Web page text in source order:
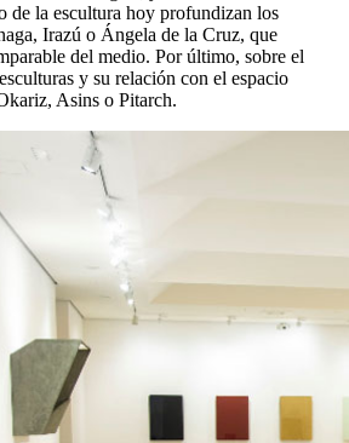
de la escultura hoy profundizan los
Irazú o Ángela de la Cruz, que
del medio. Por último, sobre el
y su relación con el espacio
Asins o Pitarch.